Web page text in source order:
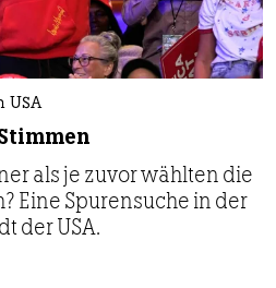
USA
als je zuvor wählten die
Eine Spurensuche in der
der USA.